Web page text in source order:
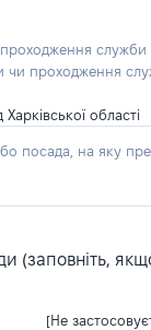
служби
чи проходження
області
посада, на яку
(заповніть,
[Не